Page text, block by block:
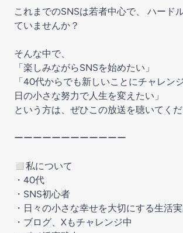
これまでのSNSは若者中心で、 ハード
ていませんか？
そんな中で、
「楽しみながらSNSを始めたい」
「40代からでも新しいことにチャレン
日の小さな努力で人生を変えたい」
という方は、ぜひこの放送を聴いてくだ
ーーーーーーーーーーーー
◻︎私について
・40代
・SNS初心者
・日々の小さな幸せを大切にする生活
・ブログ、Xもチャレンジ中